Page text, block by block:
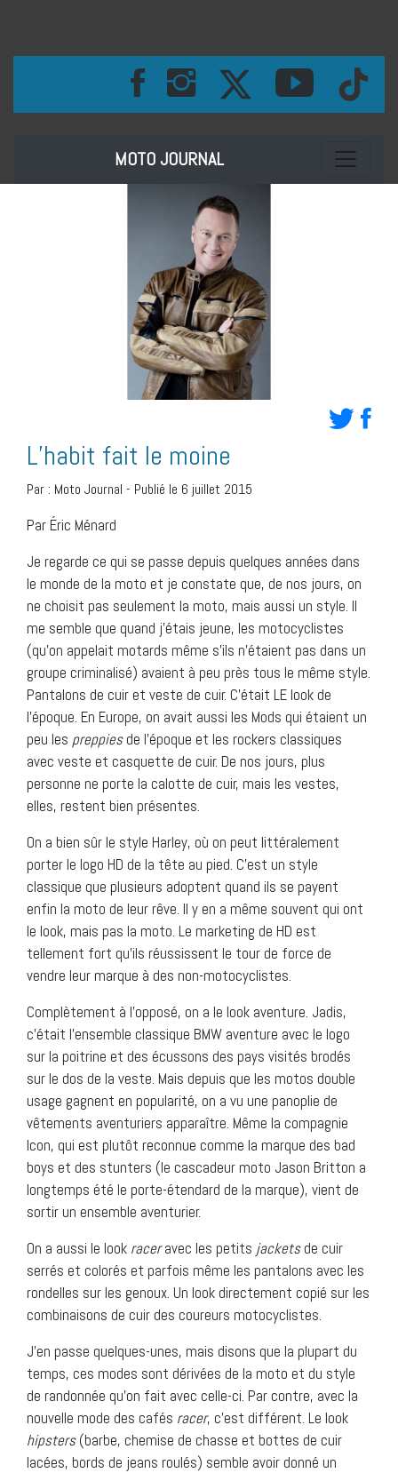
MOTO JOURNAL Toggle
L’habit fait le moine
Par : Moto Journal - Publié le 6 juillet 2015
Par Éric Ménard
Je regarde ce qui se passe depuis quelques années dans
le monde de la moto et je constate que, de nos jours, on
ne choisit pas seulement la moto, mais aussi un style. Il
me semble que quand j’étais jeune, les motocyclistes
(qu’on appelait motards même s’ils n’étaient pas dans un
groupe criminalisé) avaient à peu près tous le même style.
Pantalons de cuir et veste de cuir. C’était LE look de
l’époque. En Europe, on avait aussi les Mods qui étaient un
peu les preppiesde l’époque et les rockers classiques
avec veste et casquette de cuir. De nos jours, plus
personne ne porte la calotte de cuir, mais les vestes,
elles, restent bien présentes.
On a bien sûr le style Harley, où on peut littéralement
porter le logo HD de la tête au pied. C’est un style
classique que plusieurs adoptent quand ils se payent
enfin la moto de leur rêve. Il y en a même souvent qui ont
le look, mais pas la moto. Le marketing de HD est
tellement fort qu’ils réussissent le tour de force de
vendre leur marque à des non-motocyclistes.
Complètement à l’opposé, on a le look aventure. Jadis,
c’était l’ensemble classique BMW aventure avec le logo
sur la poitrine et des écussons des pays visités brodés
sur le dos de la veste. Mais depuis que les motos double
usage gagnent en popularité, on a vu une panoplie de
vêtements aventuriers apparaître. Même la compagnie
Icon, qui est plutôt reconnue comme la marque des bad
boys et des stunters (le cascadeur moto Jason Britton a
longtemps été le porte-étendard de la marque), vient de
sortir un ensemble aventurier.
On a aussi le look raceravec les petits jacketsde cuir
serrés et colorés et parfois même les pantalons avec les
rondelles sur les genoux. Un look directement copié sur les
combinaisons de cuir des coureurs motocyclistes.
J’en passe quelques-unes, mais disons que la plupart du
temps, ces modes sont dérivées de la moto et du style
de randonnée qu’on fait avec celle-ci. Par contre, avec la
nouvelle mode des cafés racer, c’est différent. Le look
hipsters(barbe, chemise de chasse et bottes de cuir
lacées, bords de jeans roulés) semble avoir donné un